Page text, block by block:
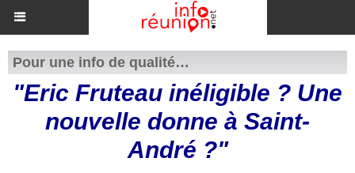
Pour une info de qualité…
"Eric Fruteau inéligible ? Une
nouvelle donne à Saint-
André ?"